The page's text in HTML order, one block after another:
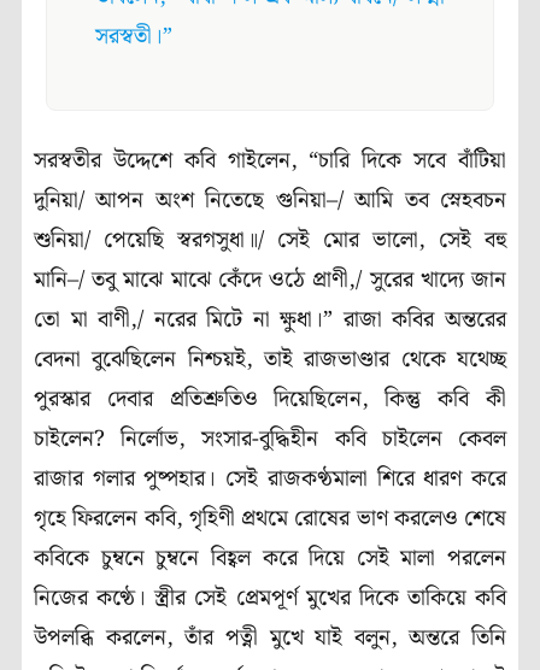
সরস্বতী।”
সরস্বতীর উদ্দেশে কবি গাইলেন, “চারি দিকে সবে বাঁটিয়া
দুনিয়া/ আপন অংশ নিতেছে গুনিয়া–/ আমি তব স্নেহবচন
শুনিয়া/ পেয়েছি স্বরগসুধা॥/ সেই মোর ভালো, সেই বহু
মানি–/ তবু মাঝে মাঝে কেঁদে ওঠে প্রাণী,/ সুরের খাদ্যে জান
তো মা বাণী,/ নরের মিটে না ক্ষুধা।” রাজা কবির অন্তরের
বেদনা বুঝেছিলেন নিশ্চয়ই, তাই রাজভাণ্ডার থেকে যথেচ্ছ
পুরস্কার দেবার প্রতিশ্রুতিও দিয়েছিলেন, কিন্তু কবি কী
চাইলেন? নির্লোভ, সংসার-বুদ্ধিহীন কবি চাইলেন কেবল
রাজার গলার পুষ্পহার। সেই রাজকণ্ঠমালা শিরে ধারণ করে
গৃহে ফিরলেন কবি, গৃহিণী প্রথমে রোষের ভাণ করলেও শেষে
কবিকে চুম্বনে চুম্বনে বিহ্বল করে দিয়ে সেই মালা পরলেন
নিজের কণ্ঠে। স্ত্রীর সেই প্রেমপূর্ণ মুখের দিকে তাকিয়ে কবি
উপলব্ধি করলেন, তাঁর পত্নী মুখে যাই বলুন, অন্তরে তিনি